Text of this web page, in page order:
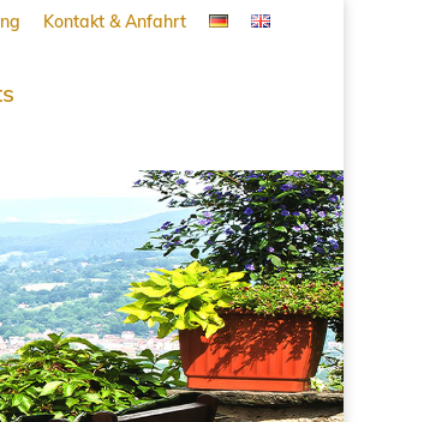
Kontakt & Anfahrt